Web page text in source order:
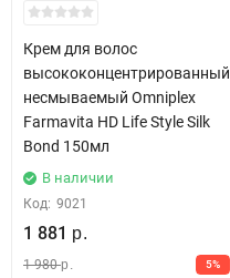
Крем для волос
высококонцентрированный
несмываемый Omniplex
Farmavita HD Life Style Silk
Bond 150мл
В наличии
Код: 9021
1 881 р.
1 980 р. 5%